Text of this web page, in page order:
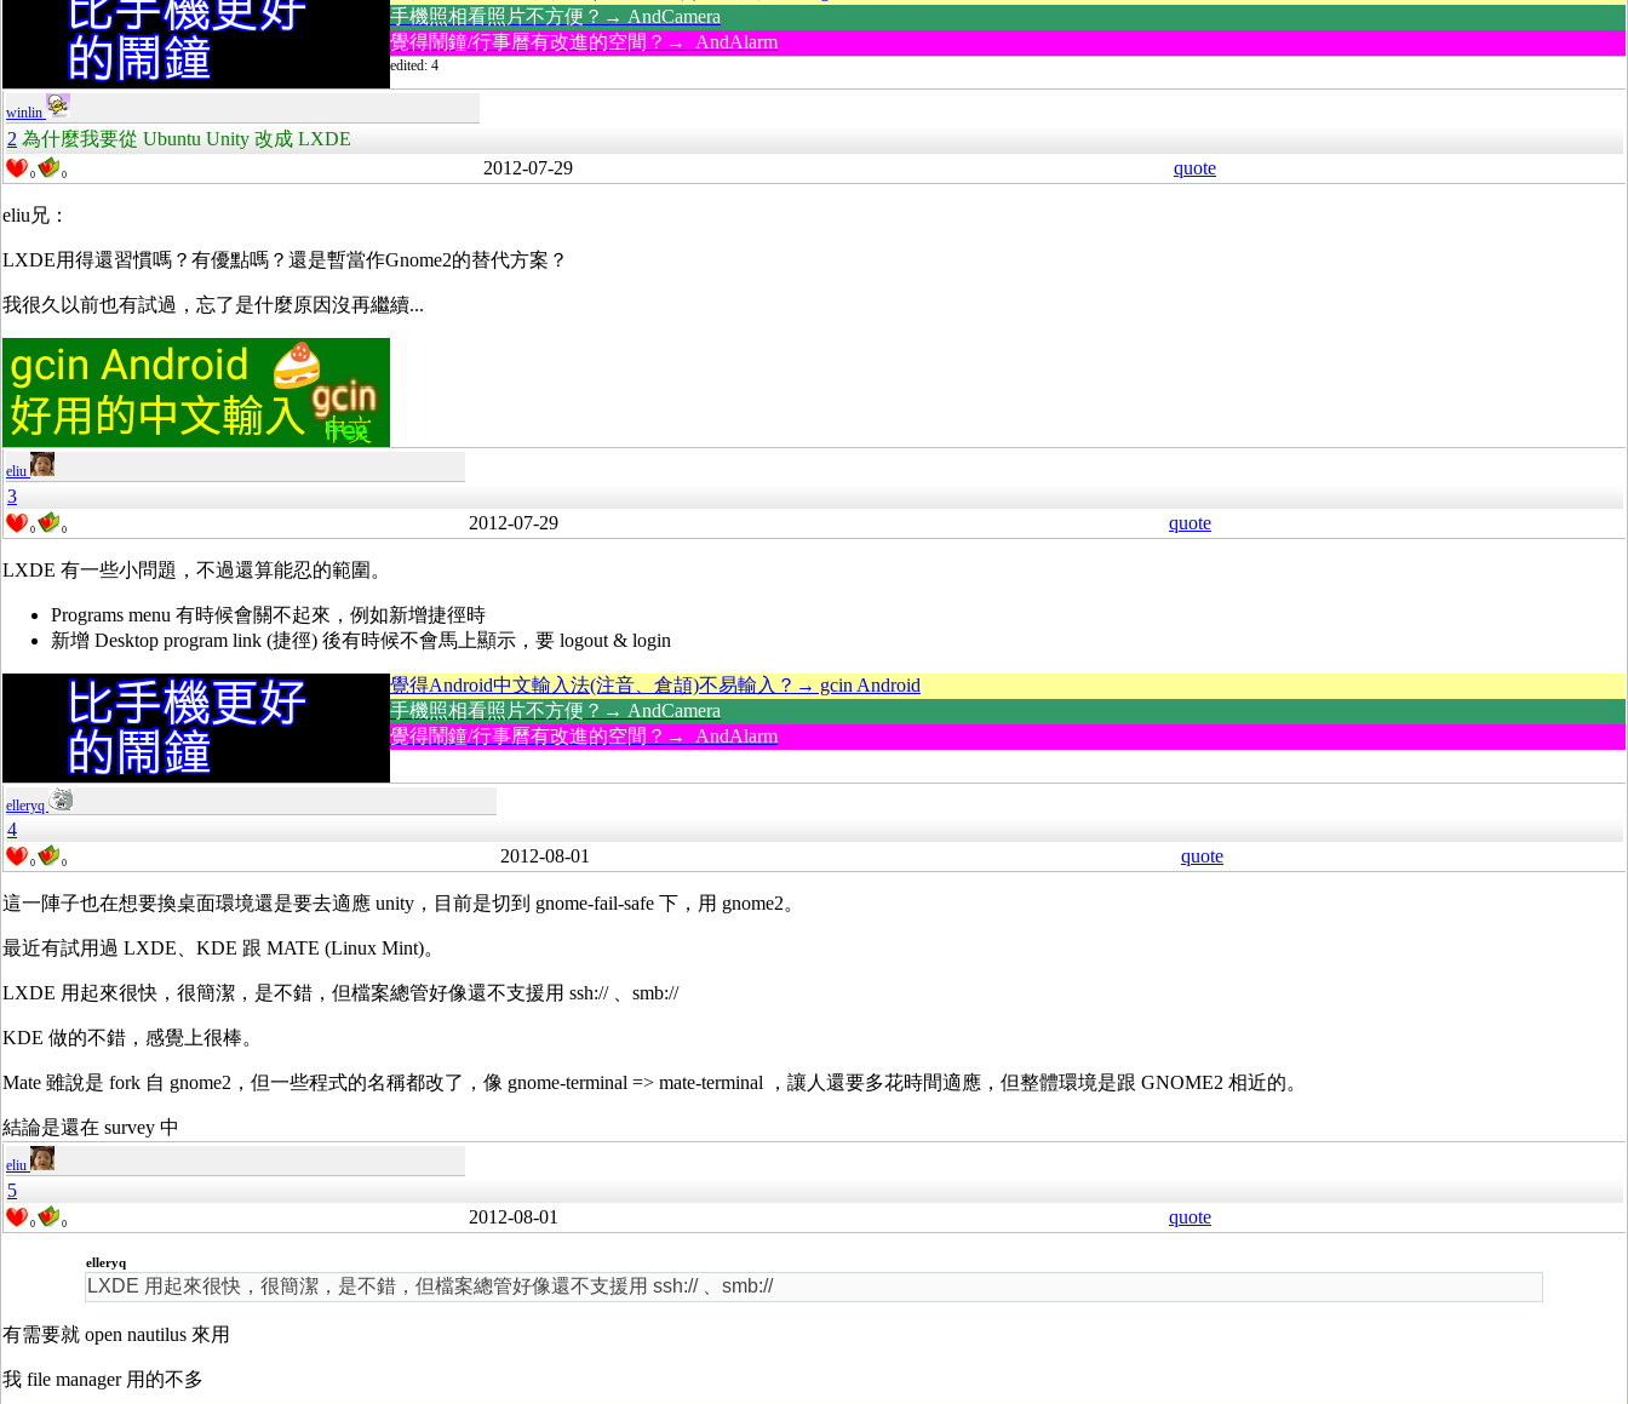
手機照相看照片不方便？→ AndCamera
覺得鬧鐘/行事曆有改進的空間？→ AndAlarm
edited: 4
winlin
2 為什麼我要從 Ubuntu Unity 改成 LXDE
0 0 2012-07-29 quote
eliu兄：
LXDE用得還習慣嗎？有優點嗎？還是暫當作Gnome2的替代方案？
我很久以前也有試過，忘了是什麼原因沒再繼續...
eliu
3
0 0 2012-07-29 quote
LXDE 有一些小問題，不過還算能忍的範圍。
Programs menu 有時候會關不起來，例如新增捷徑時
新增 Desktop program link (捷徑) 後有時候不會馬上顯示，要 logout & login
覺得Android中文輸入法(注音、倉頡)不易輸入？→ gcin Android
手機照相看照片不方便？→ AndCamera
覺得鬧鐘/行事曆有改進的空間？→ AndAlarm
elleryq
4
0 0 2012-08-01 quote
這一陣子也在想要換桌面環境還是要去適應 unity，目前是切到 gnome-fail-safe 下，用 gnome2。
最近有試用過 LXDE、KDE 跟 MATE (Linux Mint)。
LXDE 用起來很快，很簡潔，是不錯，但檔案總管好像還不支援用 ssh:// 、smb://
KDE 做的不錯，感覺上很棒。
Mate 雖說是 fork 自 gnome2，但一些程式的名稱都改了，像 gnome-terminal => mate-terminal ，讓人還要多花時間適應，但整體環境是跟 GNOME2 相近的。
結論是還在 survey 中
eliu
5
0 0 2012-08-01 quote
elleryq
LXDE 用起來很快，很簡潔，是不錯，但檔案總管好像還不支援用 ssh:// 、smb://
有需要就 open nautilus 來用
我 file manager 用的不多